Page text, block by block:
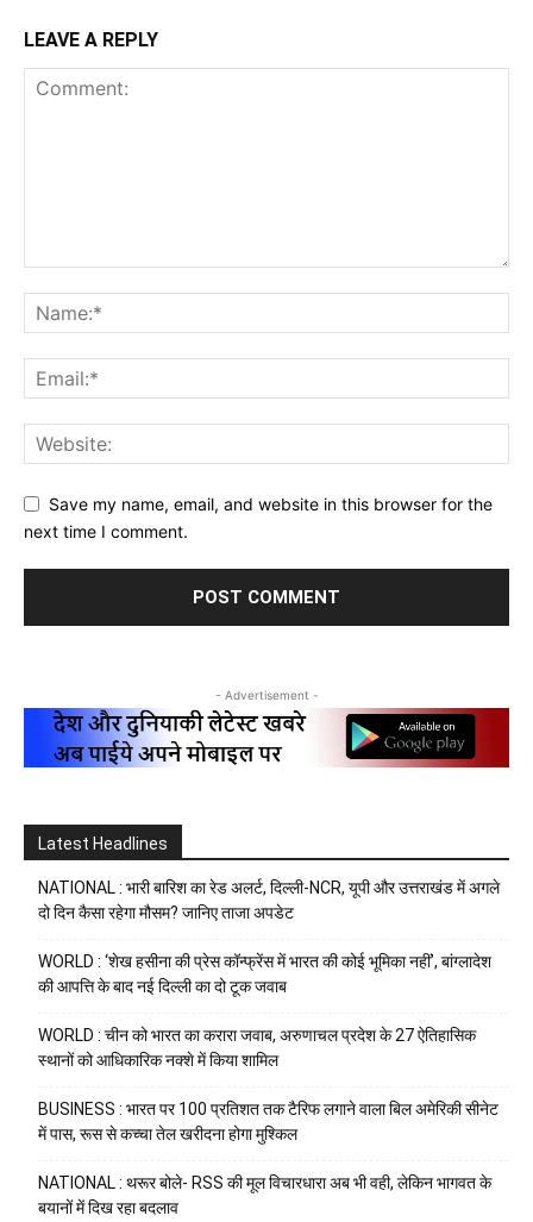
LEAVE A REPLY
Save my name, email, and website in this browser for the
next time I comment.
- Advertisement -
Latest Headlines
NATIONAL : भारी बारिश का रेड अलर्ट, दिल्ली-NCR, यूपी और उत्तराखंड में अगले
दो दिन कैसा रहेगा मौसम? जानिए ताजा अपडेट
WORLD : ‘शेख हसीना की प्रेस कॉन्फ्रेंस में भारत की कोई भूमिका नहीं’, बांग्लादेश
की आपत्ति के बाद नई दिल्ली का दो टूक जवाब
WORLD : चीन को भारत का करारा जवाब, अरुणाचल प्रदेश के 27 ऐतिहासिक
स्थानों को आधिकारिक नक्शे में किया शामिल
BUSINESS : भारत पर 100 प्रतिशत तक टैरिफ लगाने वाला बिल अमेरिकी सीनेट
में पास, रूस से कच्चा तेल खरीदना होगा मुश्किल
NATIONAL : थरूर बोले- RSS की मूल विचारधारा अब भी वही, लेकिन भागवत के
बयानों में दिख रहा बदलाव